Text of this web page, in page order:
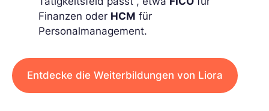
Finanzen oder HCM für
Personalmanagement.
Entdecke die Weiterbildungen von Liora